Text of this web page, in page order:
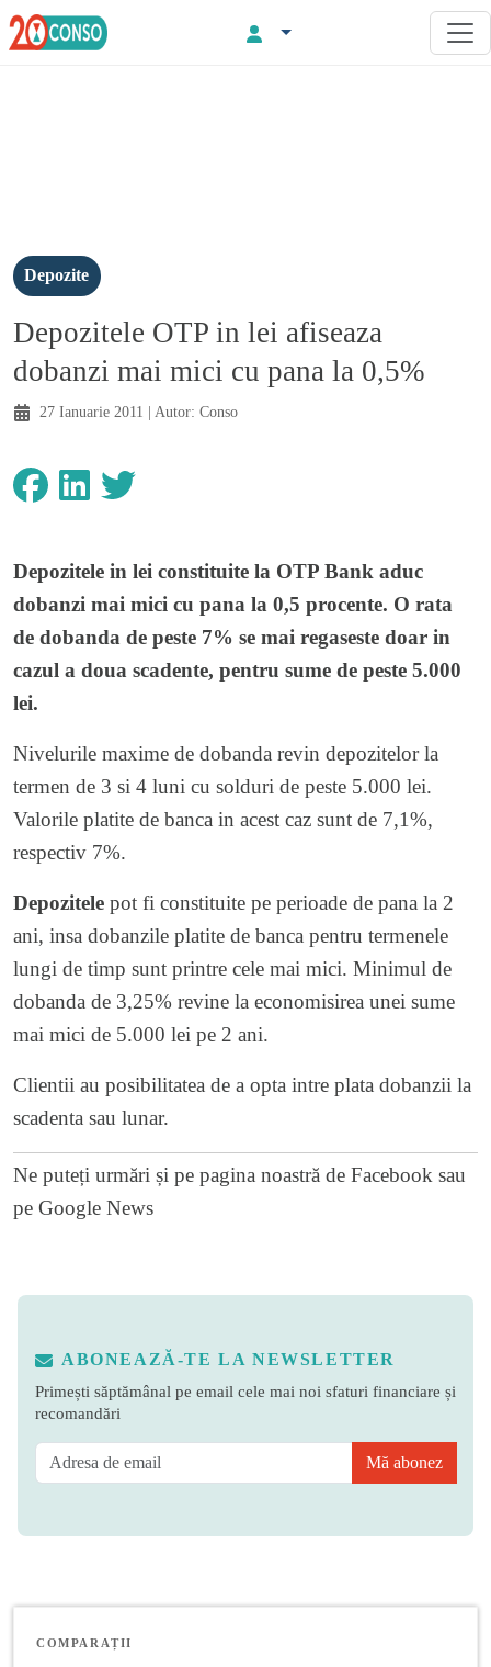
Depozite
Depozitele OTP in lei afiseaza
dobanzi mai mici cu pana la 0,5%
27 Ianuarie 2011 | Autor: Conso
Depozitele in lei constituite la OTP Bank aduc
dobanzi mai mici cu pana la 0,5 procente. O rata
de dobanda de peste 7% se mai regaseste doar in
cazul a doua scadente, pentru sume de peste 5.000
lei.
Nivelurile maxime de dobanda revin depozitelor la
termen de 3 si 4 luni cu solduri de peste 5.000 lei.
Valorile platite de banca in acest caz sunt de 7,1%,
respectiv 7%.
Depozitele pot fi constituite pe perioade de pana la 2
ani, insa dobanzile platite de banca pentru termenele
lungi de timp sunt printre cele mai mici. Minimul de
dobanda de 3,25% revine la economisirea unei sume
mai mici de 5.000 lei pe 2 ani.
Clientii au posibilitatea de a opta intre plata dobanzii la
scadenta sau lunar.
Ne puteți urmări și pe pagina noastră de Facebook sau
pe Google News
ABONEAZĂ-TE LA NEWSLETTER
Primești săptămânal pe email cele mai noi sfaturi financiare și
recomandări
Mă abonez
COMPARAȚII